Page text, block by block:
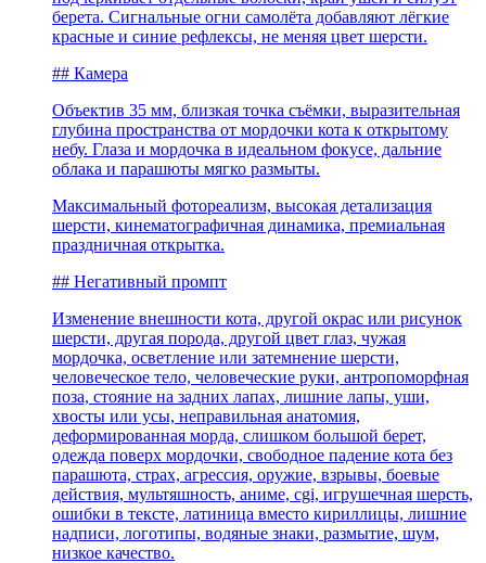
берета. Сигнальные огни самолёта добавляют лёгкие
красные и синие рефлексы, не меняя цвет шерсти.
## Камера
Объектив 35 мм, близкая точка съёмки, выразительная
глубина пространства от мордочки кота к открытому
небу. Глаза и мордочка в идеальном фокусе, дальние
облака и парашюты мягко размыты.
Максимальный фотореализм, высокая детализация
шерсти, кинематографичная динамика, премиальная
праздничная открытка.
## Негативный промпт
Изменение внешности кота, другой окрас или рисунок
шерсти, другая порода, другой цвет глаз, чужая
мордочка, осветление или затемнение шерсти,
человеческое тело, человеческие руки, антропоморфная
поза, стояние на задних лапах, лишние лапы, уши,
хвосты или усы, неправильная анатомия,
деформированная морда, слишком большой берет,
одежда поверх мордочки, свободное падение кота без
парашюта, страх, агрессия, оружие, взрывы, боевые
действия, мультяшность, аниме, cgi, игрушечная шерсть,
ошибки в тексте, латиница вместо кириллицы, лишние
надписи, логотипы, водяные знаки, размытие, шум,
низкое качество.